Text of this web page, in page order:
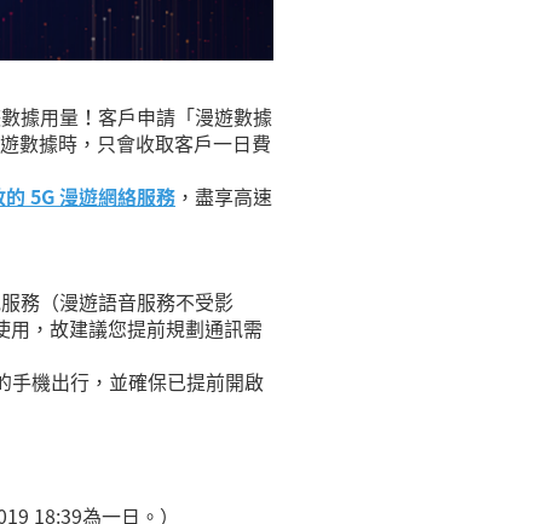
據用量！客戶申請「漫遊數據
數據時，只會收取客戶一日費
5G 漫遊網絡服務 ，盡享高速
務（漫遊語音服務不受影
，故建議您提前規劃通訊需
手機出行，並確保已提前開啟
18:39為一日。）